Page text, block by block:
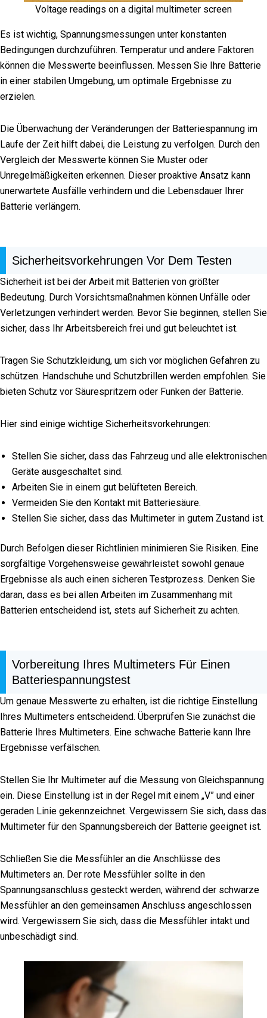
Voltage readings on a digital multimeter screen
Es ist wichtig, Spannungsmessungen unter konstanten
Bedingungen durchzuführen. Temperatur und andere Faktoren
können die Messwerte beeinflussen. Messen Sie Ihre Batterie
in einer stabilen Umgebung, um optimale Ergebnisse zu
erzielen.
Die Überwachung der Veränderungen der Batteriespannung im
Laufe der Zeit hilft dabei, die Leistung zu verfolgen. Durch den
Vergleich der Messwerte können Sie Muster oder
Unregelmäßigkeiten erkennen. Dieser proaktive Ansatz kann
unerwartete Ausfälle verhindern und die Lebensdauer Ihrer
Batterie verlängern.
Sicherheitsvorkehrungen Vor Dem Testen
Sicherheit ist bei der Arbeit mit Batterien von größter
Bedeutung. Durch Vorsichtsmaßnahmen können Unfälle oder
Verletzungen verhindert werden. Bevor Sie beginnen, stellen Sie
sicher, dass Ihr Arbeitsbereich frei und gut beleuchtet ist.
Tragen Sie Schutzkleidung, um sich vor möglichen Gefahren zu
schützen. Handschuhe und Schutzbrillen werden empfohlen. Sie
bieten Schutz vor Säurespritzern oder Funken der Batterie.
Hier sind einige wichtige Sicherheitsvorkehrungen:
Stellen Sie sicher, dass das Fahrzeug und alle elektronischen
Geräte ausgeschaltet sind.
Arbeiten Sie in einem gut belüfteten Bereich.
Vermeiden Sie den Kontakt mit Batteriesäure.
Stellen Sie sicher, dass das Multimeter in gutem Zustand ist.
Durch Befolgen dieser Richtlinien minimieren Sie Risiken. Eine
sorgfältige Vorgehensweise gewährleistet sowohl genaue
Ergebnisse als auch einen sicheren Testprozess. Denken Sie
daran, dass es bei allen Arbeiten im Zusammenhang mit
Batterien entscheidend ist, stets auf Sicherheit zu achten.
Vorbereitung Ihres Multimeters Für Einen
Batteriespannungstest
Um genaue Messwerte zu erhalten, ist die richtige Einstellung
Ihres Multimeters entscheidend. Überprüfen Sie zunächst die
Batterie Ihres Multimeters. Eine schwache Batterie kann Ihre
Ergebnisse verfälschen.
Stellen Sie Ihr Multimeter auf die Messung von Gleichspannung
ein. Diese Einstellung ist in der Regel mit einem „V” und einer
geraden Linie gekennzeichnet. Vergewissern Sie sich, dass das
Multimeter für den Spannungsbereich der Batterie geeignet ist.
Schließen Sie die Messfühler an die Anschlüsse des
Multimeters an. Der rote Messfühler sollte in den
Spannungsanschluss gesteckt werden, während der schwarze
Messfühler an den gemeinsamen Anschluss angeschlossen
wird. Vergewissern Sie sich, dass die Messfühler intakt und
unbeschädigt sind.